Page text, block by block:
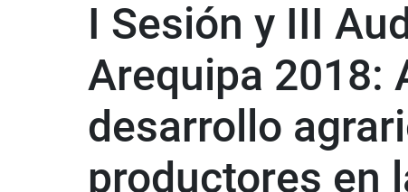
I Sesión y III
Arequipa 2018:
desarrollo
productores en